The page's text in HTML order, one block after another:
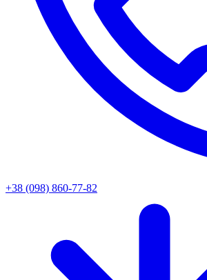
+38 (098) 860-77-82